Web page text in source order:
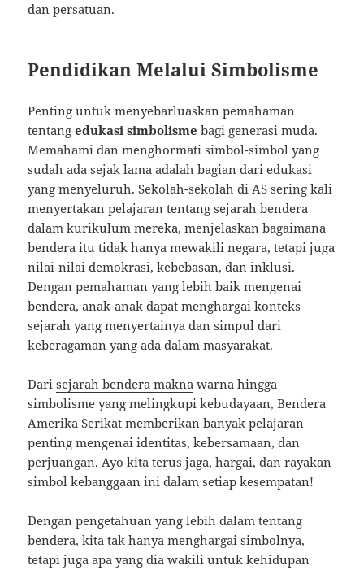
dan persatuan.
Pendidikan Melalui Simbolisme
Penting untuk menyebarluaskan pemahaman
tentangedukasi simbolisme bagi generasi muda.
Memahami dan menghormati simbol-simbol yang
sudah ada sejak lama adalah bagian dari edukasi
yang menyeluruh. Sekolah-sekolah di AS sering kali
menyertakan pelajaran tentang sejarah bendera
dalam kurikulum mereka, menjelaskan bagaimana
bendera itu tidak hanya mewakili negara, tetapi juga
nilai-nilai demokrasi, kebebasan, dan inklusi.
Dengan pemahaman yang lebih baik mengenai
bendera, anak-anak dapat menghargai konteks
sejarah yang menyertainya dan simpul dari
keberagaman yang ada dalam masyarakat.
Darisejarah bendera makna warna hingga
simbolisme yang melingkupi kebudayaan, Bendera
Amerika Serikat memberikan banyak pelajaran
penting mengenai identitas, kebersamaan, dan
perjuangan. Ayo kita terus jaga, hargai, dan rayakan
simbol kebanggaan ini dalam setiap kesempatan!
Dengan pengetahuan yang lebih dalam tentang
bendera, kita tak hanya menghargai simbolnya,
tetapi juga apa yang dia wakili untuk kehidupan